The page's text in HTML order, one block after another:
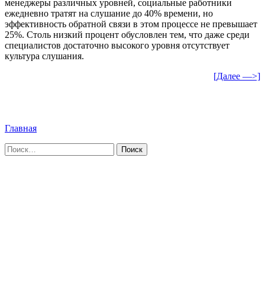
менеджеры различных уровней, социальные работники
ежедневно тратят на слушание до 40% времени, но
эффективность обратной связи в этом процессе не превышает
25%. Столь низкий процент обусловлен тем, что даже среди
специалистов достаточно высокого уровня отсутствует
культура слушания.
[Далее —>]
Главная
Найти: